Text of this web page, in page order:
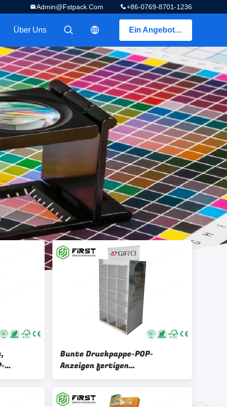
+86-0769-8701-1236
Admin@fstpack.com
Ein Angebot bekommen
描述
描述
Über Uns
Bunte Druckpappe-POP-
Anzeigen fertigen
Kleinpappregal-Boden-Anzeige
kundenspezifisch an